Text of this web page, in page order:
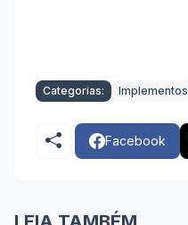
Categorias: Implementos
Facebook